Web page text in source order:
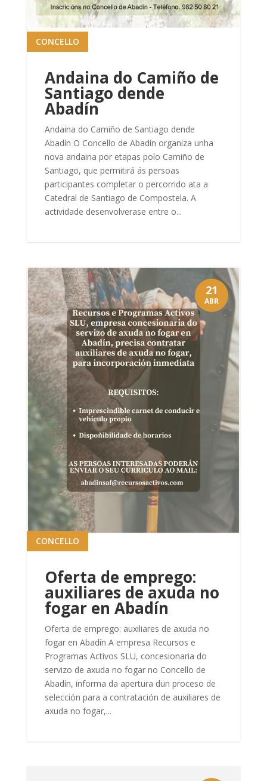
Andaina do Camiño de
Santiago dende
Abadín
CONCELLO
Andaina do Camiño de Santiago dende
Abadín O Concello de Abadín organiza unha
nova andaina por etapas polo Camiño de
Santiago, que permitirá ás persoas
participantes completar o percorrido ata a
Catedral de Santiago de Compostela. A
actividade desenvolverase entre o...
Oferta de emprego:
auxiliares de axuda no
fogar en Abadín
CONCELLO
Oferta de emprego: auxiliares de axuda no
fogar en Abadín A empresa Recursos e
Programas Activos SLU, concesionaria do
servizo de axuda no fogar no Concello de
Abadín, informa da apertura dun proceso de
selección para a contratación de auxiliares de
axuda no fogar,...
21
ABR